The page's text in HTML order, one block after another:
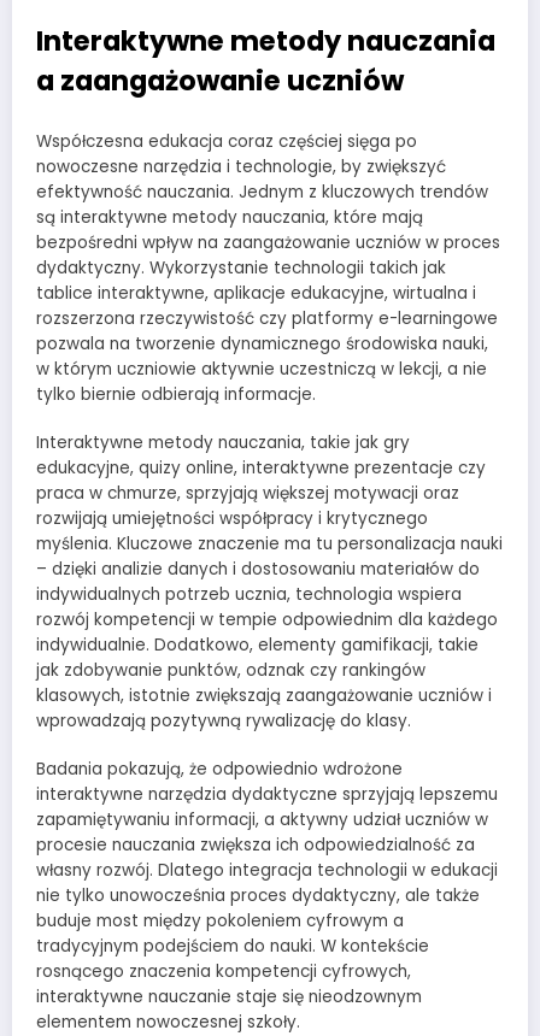
Interaktywne metody nauczania
a zaangażowanie uczniów
Współczesna edukacja coraz częściej sięga po
nowoczesne narzędzia i technologie, by zwiększyć
efektywność nauczania. Jednym z kluczowych trendów
są interaktywne metody nauczania, które mają
bezpośredni wpływ na zaangażowanie uczniów w proces
dydaktyczny. Wykorzystanie technologii takich jak
tablice interaktywne, aplikacje edukacyjne, wirtualna i
rozszerzona rzeczywistość czy platformy e-learningowe
pozwala na tworzenie dynamicznego środowiska nauki,
w którym uczniowie aktywnie uczestniczą w lekcji, a nie
tylko biernie odbierają informacje.
Interaktywne metody nauczania, takie jak gry
edukacyjne, quizy online, interaktywne prezentacje czy
praca w chmurze, sprzyjają większej motywacji oraz
rozwijają umiejętności współpracy i krytycznego
myślenia. Kluczowe znaczenie ma tu personalizacja nauki
– dzięki analizie danych i dostosowaniu materiałów do
indywidualnych potrzeb ucznia, technologia wspiera
rozwój kompetencji w tempie odpowiednim dla każdego
indywidualnie. Dodatkowo, elementy gamifikacji, takie
jak zdobywanie punktów, odznak czy rankingów
klasowych, istotnie zwiększają zaangażowanie uczniów i
wprowadzają pozytywną rywalizację do klasy.
Badania pokazują, że odpowiednio wdrożone
interaktywne narzędzia dydaktyczne sprzyjają lepszemu
zapamiętywaniu informacji, a aktywny udział uczniów w
procesie nauczania zwiększa ich odpowiedzialność za
własny rozwój. Dlatego integracja technologii w edukacji
nie tylko unowocześnia proces dydaktyczny, ale także
buduje most między pokoleniem cyfrowym a
tradycyjnym podejściem do nauki. W kontekście
rosnącego znaczenia kompetencji cyfrowych,
interaktywne nauczanie staje się nieodzownym
elementem nowoczesnej szkoły.